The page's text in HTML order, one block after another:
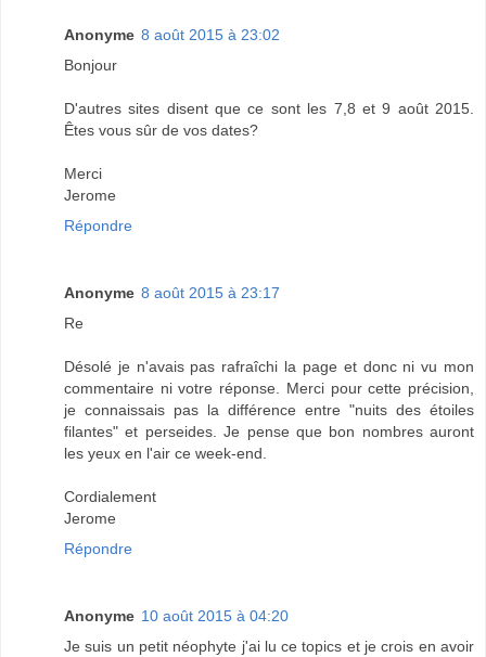
Anonyme 8 août 2015 à 23:02
Bonjour
D'autres sites disent que ce sont les 7,8 et 9 août 2015.
Êtes vous sûr de vos dates?
Merci
Jerome
Répondre
Anonyme 8 août 2015 à 23:17
Re
Désolé je n'avais pas rafraîchi la page et donc ni vu mon
commentaire ni votre réponse. Merci pour cette précision,
je connaissais pas la différence entre "nuits des étoiles
filantes" et perseides. Je pense que bon nombres auront
les yeux en l'air ce week-end.
Cordialement
Jerome
Répondre
Anonyme 10 août 2015 à 04:20
Je suis un petit néophyte j'ai lu ce topics et je crois en avoir